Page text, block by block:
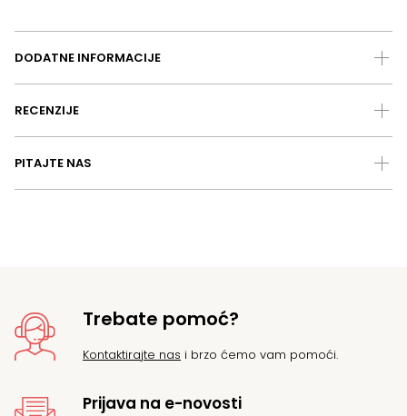
DODATNE INFORMACIJE
RECENZIJE
PITAJTE NAS
Trebate pomoć?
Kontaktirajte nas i brzo ćemo vam pomoći.
Prijava na e-novosti